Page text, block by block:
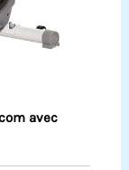
avec